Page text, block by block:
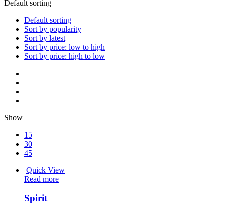
Default sorting
Default sorting
Sort by popularity
Sort by latest
Sort by price: low to high
Sort by price: high to low
Show
15
30
45
Quick View
Read more
Spirit